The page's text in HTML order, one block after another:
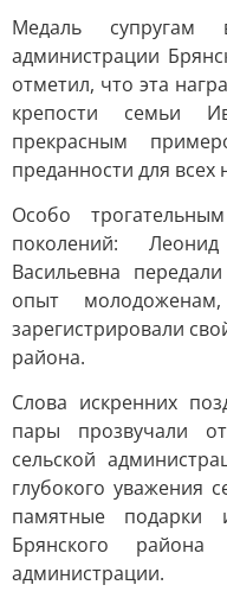
Медаль супругам
администрации
отметил, что эта
крепости семьи
прекрасным
преданности для всех
Особо
поколений:
Васильевна
опыт
зарегистрировали
района.
Слова искренних
пары прозвучали
сельской
глубокого уважения
памятные подарки
Брянского
администрации.